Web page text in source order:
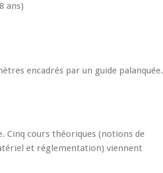
ans)
encadrés par un guide palanquée.
Cinq cours théoriques (notions de
et réglementation) viennent